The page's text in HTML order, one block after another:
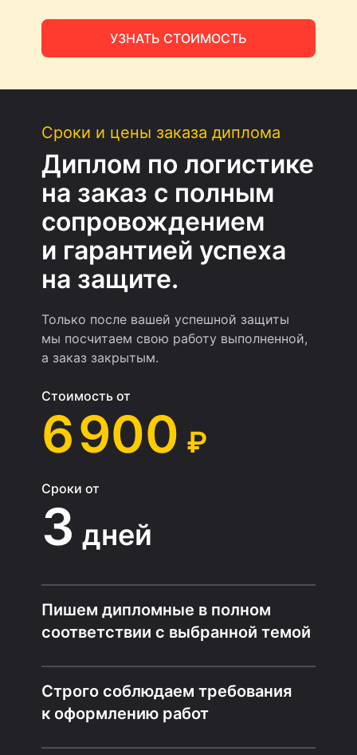
УЗНАТЬ СТОИМОСТЬ
Сроки и цены заказа диплома
Диплом по логистике
на заказ с полным
сопровождением
и гарантией успеха
на защите.
Только после вашей успешной защиты
мы посчитаем свою работу выполненной,
а заказ закрытым.
Стоимость от
6 900 ₽
Сроки от
3 дней
Пишем дипломные в полном
соответствии с выбранной темой
Строго соблюдаем требования
к оформлению работ